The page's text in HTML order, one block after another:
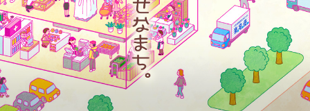
エントリー
ENTRY
エントリー
イオン
マックスバリュ